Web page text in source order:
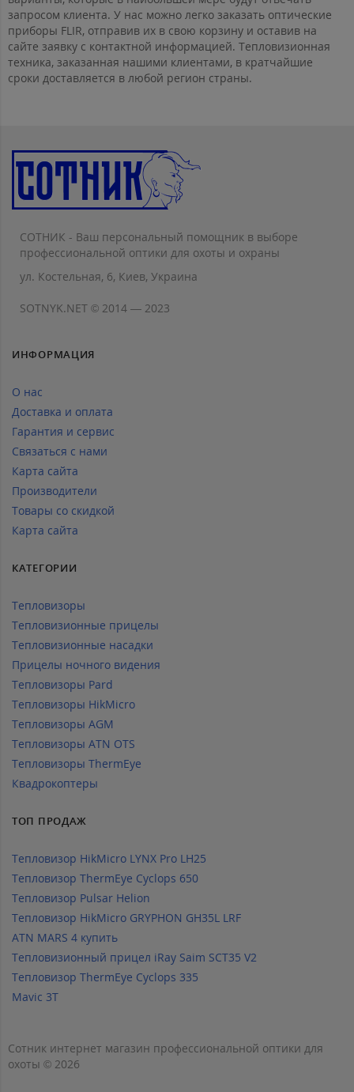
запросом клиента. У нас можно легко заказать оптические
приборы FLIR, отправив их в свою корзину и оставив на
сайте заявку с контактной информацией. Тепловизионная
техника, заказанная нашими клиентами, в кратчайшие
сроки доставляется в любой регион страны.
СОТНИК - Ваш персональный помощник в выборе
профессиональной оптики для охоты и охраны
ул. Костельная, 6, Киев, Украина
SOTNYK.NET © 2014 — 2023
ИНФОРМАЦИЯ
О нас
Доставка и оплата
Гарантия и сервис
Связаться с нами
Карта сайта
Производители
Товары со скидкой
Карта сайта
КАТЕГОРИИ
Тепловизоры
Тепловизионные прицелы
Тепловизионные насадки
Прицелы ночного видения
Тепловизоры Pard
Тепловизоры HikMicro
Тепловизоры AGM
Тепловизоры ATN OTS
Тепловизоры ThermEye
Квадрокоптеры
ТОП ПРОДАЖ
Тепловизор HikMicro LYNX Pro LH25
Тепловизор ThermEye Cyclops 650
Тепловизор Pulsar Helion
Тепловизор HikMicro GRYPHON GH35L LRF
ATN MARS 4 купить
Тепловизионный прицел iRay Saim SCT35 V2
Тепловизор ThermEye Cyclops 335
Mavic 3T
Сотник интернет магазин профессиональной оптики для
охоты © 2026